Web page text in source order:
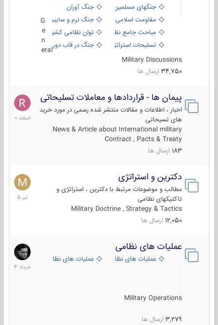
جنگهای مسلمین
جنگ آوران
مقاومت اسلامی
جنگ نرم و سایبری
مباحث جامع نظامی
توان نظامی کشورها
تسلیحات استراتژیک
جنگ در قاب دوربین
eral
Military Discussions
34,750 ارسال ها
پیمان ها - قراردادها و معاملات تسلیحاتی
اخبار ، اطلاعات و مقالات منتشر شده رسمی در مورد خرید
های تسیحاتی
News & Article about International military
Contract , Pacts & Treaty
183 ارسال ها
7
اسفند
1400
دکترین و استراتژی
مطالب و موضوعات مرتبط با دکترین ، استراتژی و
تاکتیکهای نظامی
Military Doctrine , Strategy & Tactics
12,050 ارسال ها
27
تیر
1405
عملیات های نظامی
عملیات های نظامی ایرانعملیات های نظامی خارجی
Military Operations
3,279 ارسال ها
5
خرداد
1404